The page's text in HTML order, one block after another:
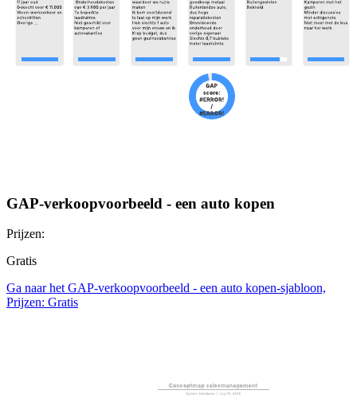
GAP-verkoopvoorbeeld - een auto kopen
Prijzen:
Gratis
Ga naar het GAP-verkoopvoorbeeld - een auto kopen-sjabloon,
Prijzen: Gratis